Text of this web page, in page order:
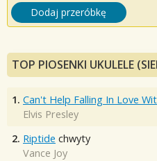
Dodaj przeróbkę
TOP PIOSENKI UKULELE
1. Can't Help Falling In Love
Elvis Presley
2. Riptide chwyty
Vance Joy